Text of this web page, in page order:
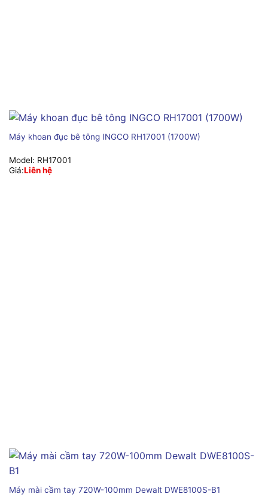
Máy khoan đục bê tông INGCO RH17001 (1700W)
Model: RH17001
Giá:Liên hệ
Máy mài cầm tay 720W-100mm Dewalt DWE8100S-B1